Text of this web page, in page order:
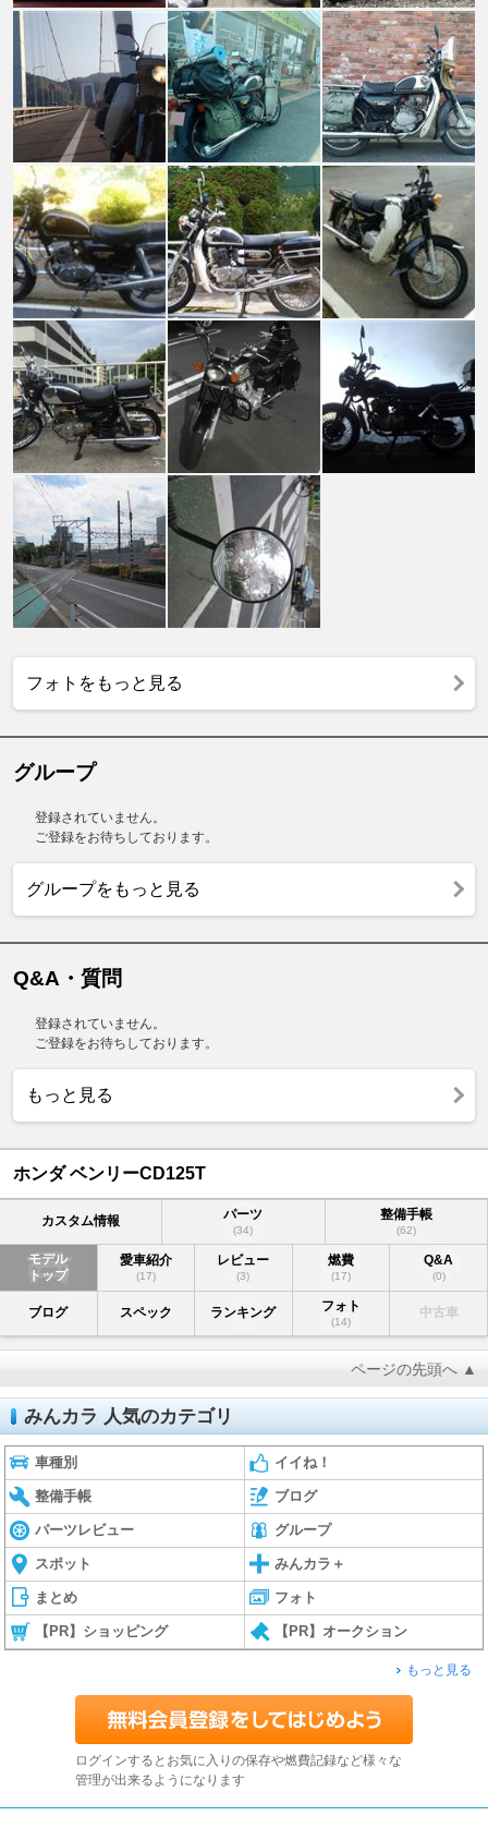
フォトをもっと見る
グループ
登録されていません。
ご登録をお待ちしております。
グループをもっと見る
Q&A・質問
登録されていません。
ご登録をお待ちしております。
もっと見る
ホンダ ベンリーCD125T
カスタム情報 パーツ
(34)
整備手帳
(62)
モデル
トップ
愛車紹介
(17)
レビュー
(3)
燃費
(17)
Q&A
(0)
ブログ スペック ランキング フォト
(14)
中古車
ページの先頭へ ▲
みんカラ 人気のカテゴリ
車種別 イイね！
整備手帳 ブログ
パーツレビュー グループ
スポット みんカラ＋
まとめ フォト
【PR】ショッピング 【PR】オークション
もっと見る
ログインするとお気に入りの保存や燃費記録など様々な
管理が出来るようになります